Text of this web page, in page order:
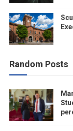
Random Posts